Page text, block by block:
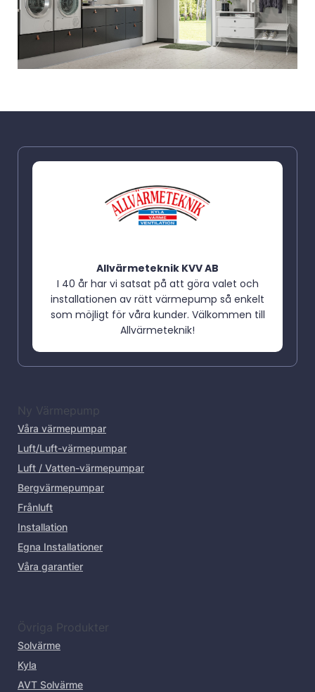
Allvärmeteknik KVV AB
I 40 år har vi satsat på att göra valet och
installationen av rätt värmepump så enkelt
som möjligt för våra kunder. Välkommen till
Allvärmeteknik!
Ny Värmepump
Våra värmepumpar
Luft/Luft-värmepumpar
Luft / Vatten-värmepumpar
Bergvärmepumpar
Frånluft
Installation
Egna Installationer
Våra garantier
Övriga Produkter
Solvärme
Kyla
AVT Solvärme